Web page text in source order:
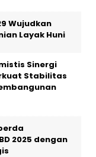
Wujudkan
Layak Huni
Sinergi
Stabilitas
2025 dengan